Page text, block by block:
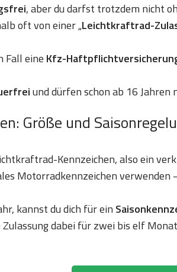
, aber du darfst trotzdem nicht
oft von einer „Leichtkraftrad-
Fall eine Kfz-
und dürfen schon ab 16
Größe und
Kennzeichen, also ein
Motorradkennzeichen
kannst du dich für ein
dabei für zwei bis elf